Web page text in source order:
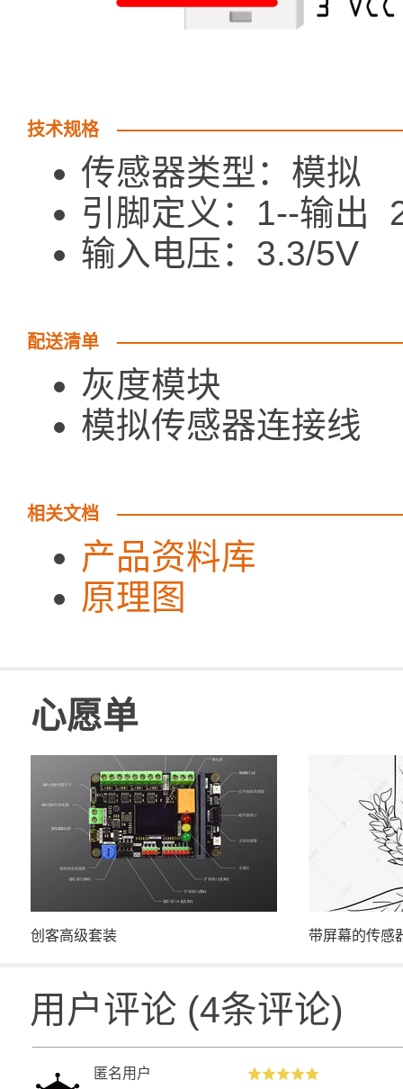
技术规格
传感器类型：模拟
引脚定义：1--输出
输入电压：3.3/5V
配送清单
灰度模块
模拟传感器连
相关文档
产品资料库
原理图
心愿单
创客高级套装 带屏幕的传感
用户评论 (4条评论)
匿名用户